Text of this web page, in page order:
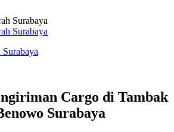
Cargo di Tambak
Surabaya